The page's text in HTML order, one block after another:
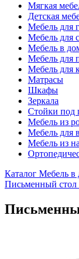
Мягкая
Детская
Мебель для
Мебель для
Мебель в
Мебель для
Мебель для
Матрасы
Шкафы
Зеркала
Стойки под
Мебель из
Мебель для
Мебель из
Каталог Мебель в
Письменный